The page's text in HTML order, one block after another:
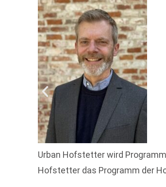
Urban Hofstetter wird
Hofstetter das Programm der